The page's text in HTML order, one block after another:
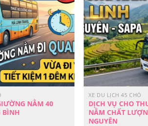
NẰM 40
BÌNH
XE DU LỊCH 45 CHỖ
DỊCH VỤ CHO
NẰM CHẤT
NGUYÊN